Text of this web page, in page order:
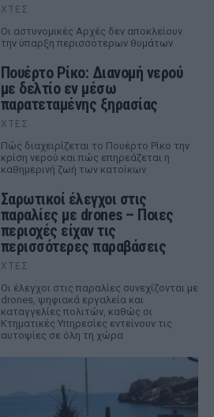
ΧΤΕΣ
Οι αστυνομικές Αρχές δεν αποκλείουν
την ύπαρξη περισσότερων θυμάτων
Πουέρτο Ρίκο: Διανομή νερού
με δελτίο εν μέσω
παρατεταμένης ξηρασίας
ΧΤΕΣ
Πώς διαχειρίζεται το Πουέρτο Ρίκο την
κρίση νερού και πώς επηρεάζεται η
καθημερινή ζωή των κατοίκων
Σαρωτικοί έλεγχοι στις
παραλίες με drones – Ποιες
περιοχές είχαν τις
περισσότερες παραβάσεις
ΧΤΕΣ
Οι έλεγχοι στις παραλίες συνεχίζονται με
drones, ψηφιακά εργαλεία και
καταγγελίες πολιτών, καθώς οι
Κτηματικές Υπηρεσίες εντείνουν τις
αυτοψίες σε όλη τη χώρα